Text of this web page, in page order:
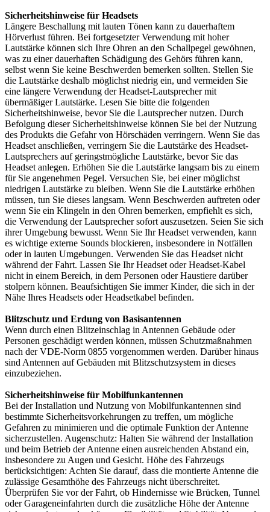
Sicherheitshinweise für Headsets
Längere Beschallung mit lauten Tönen kann zu dauerhaftem
Hörverlust führen. Bei fortgesetzter Verwendung mit hoher
Lautstärke können sich Ihre Ohren an den Schallpegel gewöhnen,
was zu einer dauerhaften Schädigung des Gehörs führen kann,
selbst wenn Sie keine Beschwerden bemerken sollten. Stellen Sie
die Lautstärke deshalb möglichst niedrig ein, und vermeiden Sie
eine längere Verwendung der Headset-Lautsprecher mit
übermäßiger Lautstärke. Lesen Sie bitte die folgenden
Sicherheitshinweise, bevor Sie die Lautsprecher nutzen. Durch
Befolgung dieser Sicherheitshinweise können Sie bei der Nutzung
des Produkts die Gefahr von Hörschäden verringern. Wenn Sie das
Headset anschließen, verringern Sie die Lautstärke des Headset-
Lautsprechers auf geringstmögliche Lautstärke, bevor Sie das
Headset anlegen. Erhöhen Sie die Lautstärke langsam bis zu einem
für Sie angenehmen Pegel. Versuchen Sie, bei einer möglichst
niedrigen Lautstärke zu bleiben. Wenn Sie die Lautstärke erhöhen
müssen, tun Sie dieses langsam. Wenn Beschwerden auftreten oder
wenn Sie ein Klingeln in den Ohren bemerken, empfiehlt es sich,
die Verwendung der Lautsprecher sofort auszusetzen. Seien Sie sich
ihrer Umgebung bewusst. Wenn Sie Ihr Headset verwenden, kann
es wichtige externe Sounds blockieren, insbesondere in Notfällen
oder in lauten Umgebungen. Verwenden Sie das Headset nicht
während der Fahrt. Lassen Sie Ihr Headset oder Headset-Kabel
nicht in einem Bereich, in dem Personen oder Haustiere darüber
stolpern können. Beaufsichtigen Sie immer Kinder, die sich in der
Nähe Ihres Headsets oder Headsetkabel befinden.
Blitzschutz und Erdung von Basisantennen
Wenn durch einen Blitzeinschlag in Antennen Gebäude oder
Personen geschädigt werden können, müssen Schutzmaßnahmen
nach der VDE-Norm 0855 vorgenommen werden. Darüber hinaus
sind Antennen auf Gebäuden mit Blitzschutzsystem in dieses
einzubeziehen.
Sicherheitshinweise für Mobilfunkantennen
Bei der Installation und Nutzung von Mobilfunkantennen sind
bestimmte Sicherheitsvorkehrungen zu treffen, um mögliche
Gefahren zu minimieren und die optimale Funktion der Antenne
sicherzustellen. Augenschutz: Halten Sie während der Installation
und beim Betrieb der Antenne einen ausreichenden Abstand ein,
insbesondere zu Augen und Gesicht. Höhe des Fahrzeugs
berücksichtigen: Achten Sie darauf, dass die montierte Antenne die
zulässige Gesamthöhe des Fahrzeugs nicht überschreitet.
Überprüfen Sie vor der Fahrt, ob Hindernisse wie Brücken, Tunnel
oder Garageneinfahrten durch die zusätzliche Höhe der Antenne